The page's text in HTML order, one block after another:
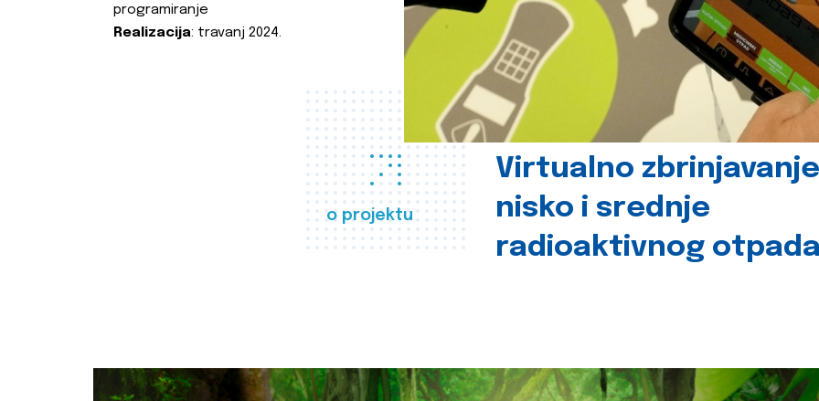
o projektu
Virtualno zbrinjavanje
nisko i srednje
radioaktivnog
programiranje
Realizacija: travanj 2024.